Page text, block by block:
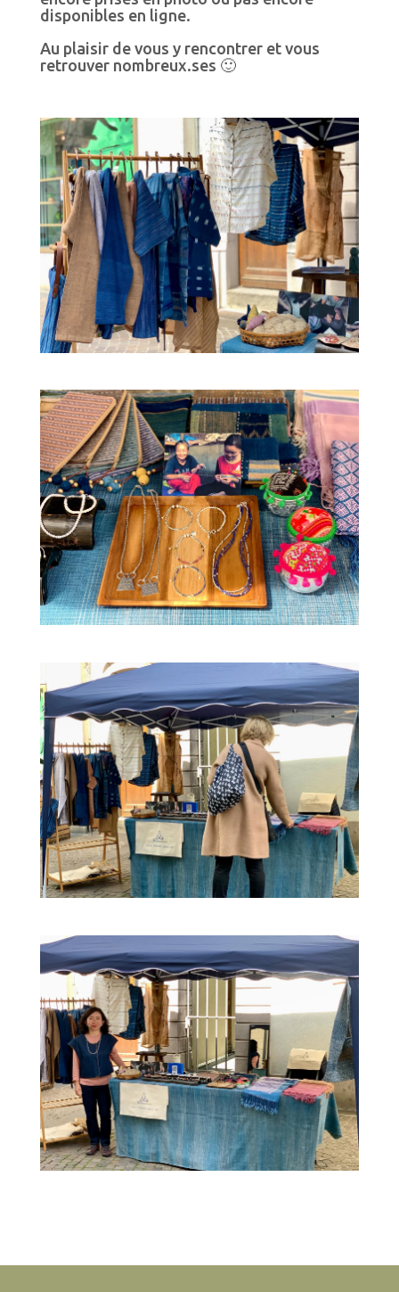
disponibles en ligne.
Au plaisir de vous y rencontrer et vous
retrouver nombreux.ses 🙂